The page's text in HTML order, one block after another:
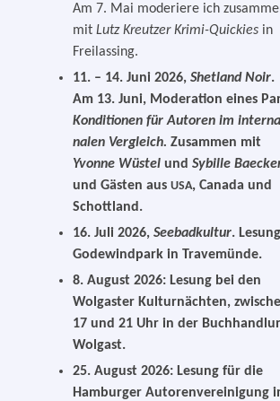
Am 7. Mai mode­rie­re ich
mitLutz Kreutzer Krimi-Quickies in
Freilassing.
11. – 14. Juni 2026,Shetland Noir.
Am 13. Juni, Moderation eines
Konditionen für Autoren im
na­len Vergleich.Zusammen mit
Yvonne Wüstel undSybille
und Gästen ausUSA, Canada und
Schottland.
16. Juli 2026,Seebadkultur.
Godewindpark in Travemünde.
8. August 2026: Lesung bei den
Wolgaster Kulturnächten,
17 und 21 Uhr in der
Wolgast.
25. August 2026: Lesung für die
Hamburger Autorenvereinigung